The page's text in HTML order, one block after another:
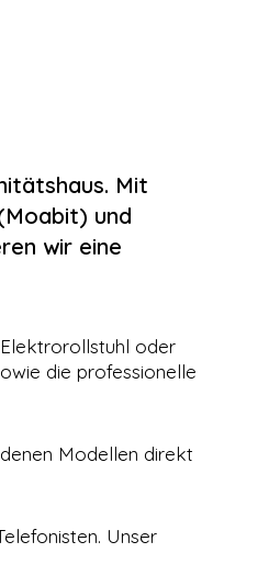
Mit
und
wir eine
oder
die professionelle
Modellen direkt
Unser